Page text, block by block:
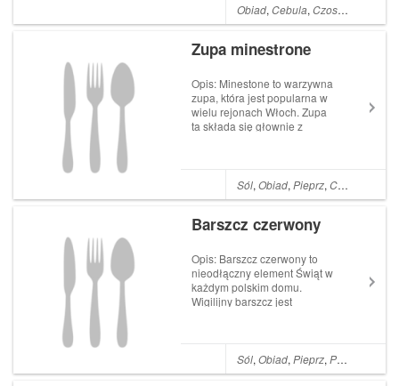
spora ilością świeżych
warzyw, soczystym smakiem
Obiad,Cebula,Czosnek
Zupa minestrone
Opis: Minestone to warzywna
zupa, która jest popularna w
wielu rejonach Włoch. Zupa
ta składa się głownie z
podawana jest na różne
sposoby: z drobnym
Sól,Obiad,Pieprz,Cebula
Barszcz czerwony
Opis: Barszcz czerwony to
nieodłączny element Świąt w
każdym polskim domu.
Wigilijny barszcz jest
komponuje się z dodatkiem
uszek, pasztecików z farszem
Sól,Obiad,Pieprz,Polska